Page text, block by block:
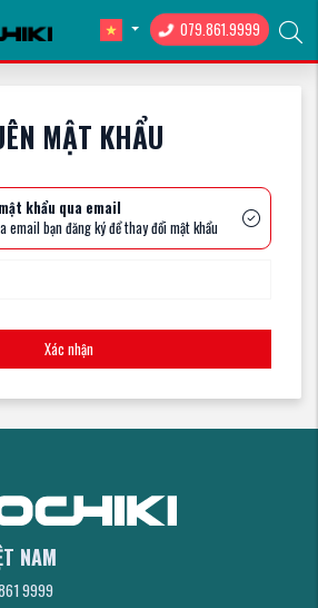
079.861.9999
MẬT KHẨU
khẩu qua email
email bạn đăng ký để thay đổi mật khẩu
Xác nhận
NAM
9999